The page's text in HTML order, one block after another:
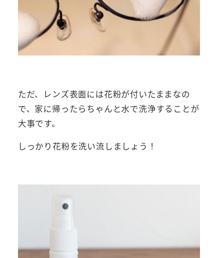
ただ、レンズ表面には花粉が付いたままなの
で、家に帰ったらちゃんと水で洗浄することが
大事です。
しっかり花粉を洗い流しましょう！